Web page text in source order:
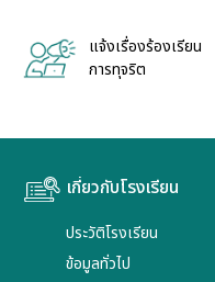
แจ้งเรื่องร้องเรียน
การทุจริต
เกี่ยวกับโรงเรียน
ประวัติโรงเรียน
ข้อมูลทั่วไป